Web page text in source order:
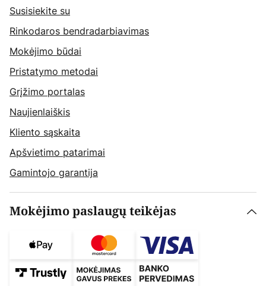
Susisiekite su
Rinkodaros bendradarbiavimas
Mokėjimo būdai
Pristatymo metodai
Grįžimo portalas
Naujienlaiškis
Kliento sąskaita
Apšvietimo patarimai
Gamintojo garantija
Mokėjimo paslaugų teikėjas